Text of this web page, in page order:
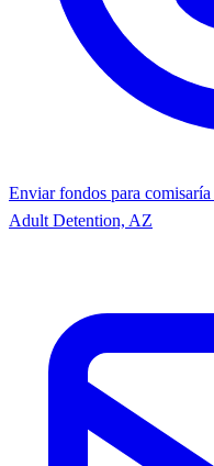
Enviar fondos para comisaría
Adult Detention, AZ